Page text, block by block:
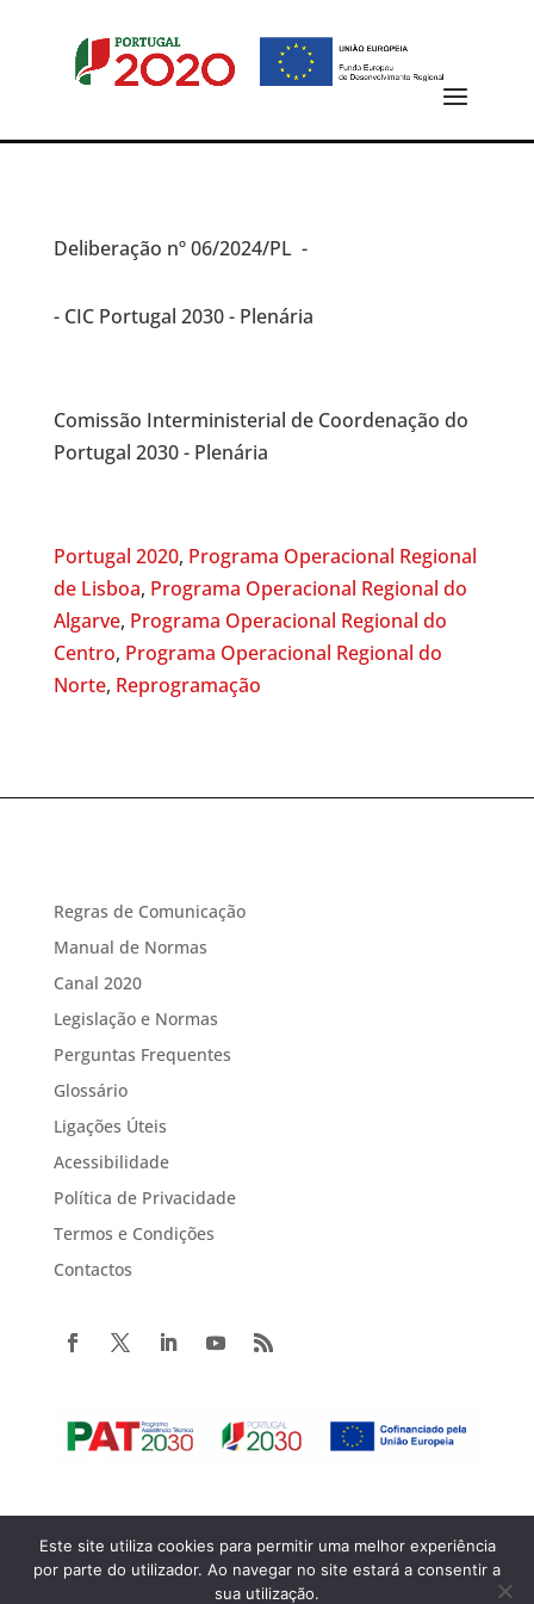
Deliberação nº 06/2024/PL -
- CIC Portugal 2030 - Plenária
Comissão Interministerial de Coordenação do
Portugal 2030 - Plenária
Portugal 2020, Programa Operacional Regional
de Lisboa, Programa Operacional Regional do
Algarve, Programa Operacional Regional do
Centro, Programa Operacional Regional do
Norte, Reprogramação
Regras de Comunicação
Manual de Normas
Canal 2020
Legislação e Normas
Perguntas Frequentes
Glossário
Ligações Úteis
Acessibilidade
Política de Privacidade
Termos e Condições
Contactos
Copyright© 2022 Portugal 2020. Todos os direitos reservados.
Este site utiliza cookies para permitir uma melhor experiência
por parte do utilizador. Ao navegar no site estará a consentir a
sua utilização.